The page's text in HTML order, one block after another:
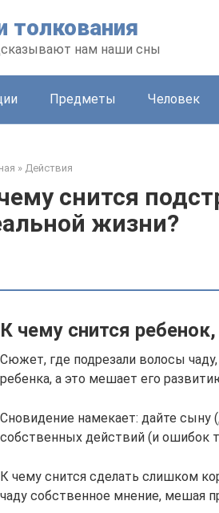
толкования
нам наши сны
Предметы Человек
» Действия
снится
жизни?
К чему снится
Сюжет, где подрезали волосы
ребенка, а это мешает его
Сновидение намекает: дайте сыну
собственных действий (и ошибок
К чему снится сделать слишком
чаду собственное мнение, мешая